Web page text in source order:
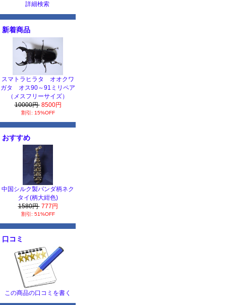
詳細検索
新着商品
スマトラヒラタ オオクワ
ガタ オス90～91ミリペア
（メスフリーサイズ）
10000円 8500円
割引: 15%OFF
おすすめ
中国シルク製パンダ柄ネク
タイ(柄大紺色)
1580円 777円
割引: 51%OFF
口コミ
この商品の口コミを書く